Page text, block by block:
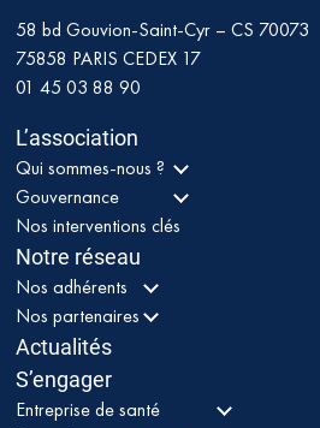
58 bd Gouvion-Saint-Cyr – CS 70073
75858 PARIS CEDEX 17
01 45 03 88 90
L’association
Qui sommes-nous ?
Gouvernance
Nos interventions clés
Notre réseau
Nos adhérents
Nos partenaires
Actualités
S’engager
Entreprise de santé